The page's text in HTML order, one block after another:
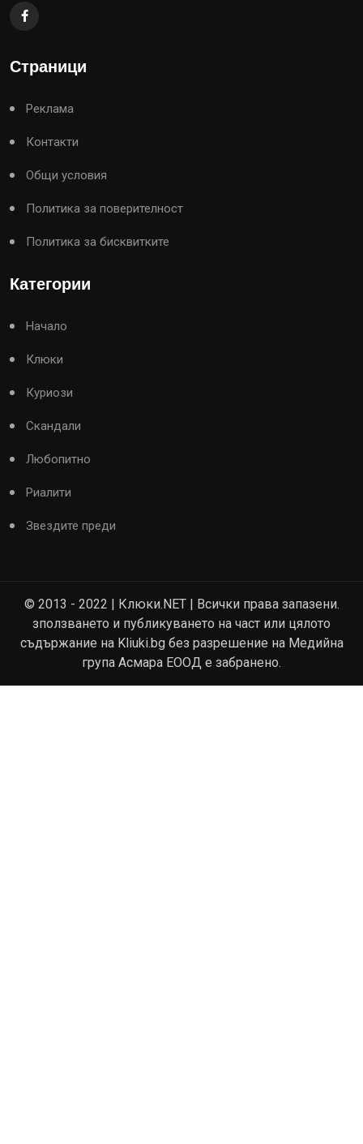
Страници
Реклама
Контакти
Общи условия
Политика за поверителност
Политика за бисквитките
Категории
Начало
Клюки
Куриози
Скандали
Любопитно
Риалити
Звездите преди
© 2013 - 2022 | Клюки.NET | Всички права запазени.
зползването и публикуването на част или цялото
съдържание на Kliuki.bg без разрешение на Медийна
група Асмара ЕООД е забранено.